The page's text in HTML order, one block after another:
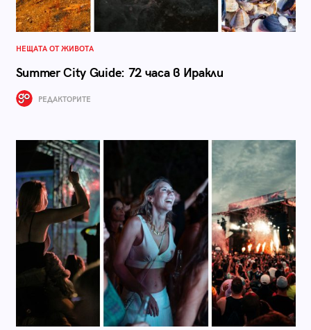
НЕЩАТА ОТ ЖИВОТА
Summer City Guide: 72 часа в Иракли
РЕДАКТОРИТЕ